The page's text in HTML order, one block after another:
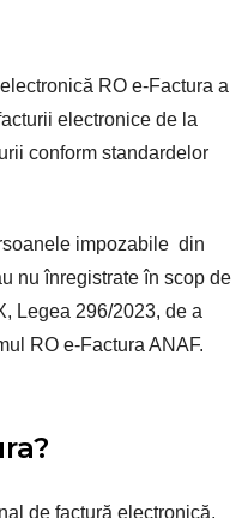
RO e-Factura a
electronice de la
conform standardelor
impozabile din
nu înregistrate în scop de
Legea 296/2023, de a
RO e-Factura ANAF.
de factură electronică,